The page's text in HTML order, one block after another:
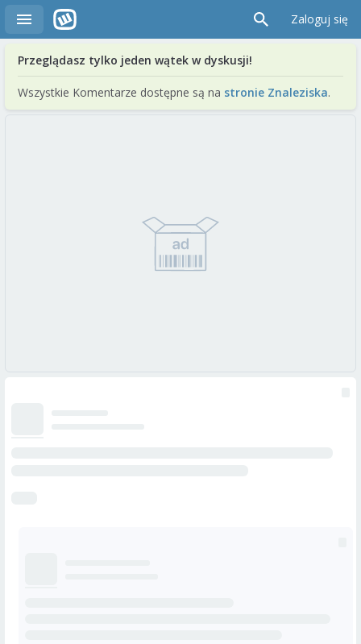
Zaloguj się
Przeglądasz tylko jeden wątek w dyskusji!
Wszystkie Komentarze dostępne są na stronie Znaleziska.